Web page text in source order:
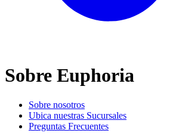
Sobre Euphoria
Sobre nosotros
Ubica nuestras Sucursales
Preguntas Frecuentes